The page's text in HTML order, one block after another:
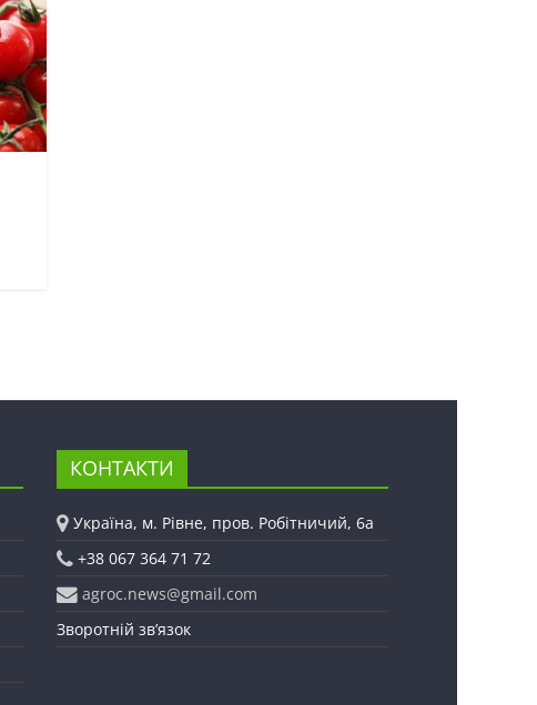
КОНТАКТИ
Україна, м. Рівне, пров. Робітничий, 6а
+38 067 364 71 72
agroc.news@gmail.com
Зворотній зв’язок